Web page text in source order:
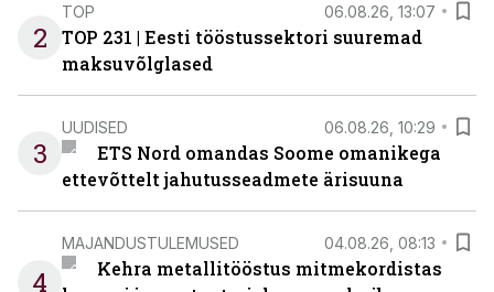
2
TOP 06.08.26, 13:07
TOP 231 | Eesti tööstussektori suuremad
maksuvõlglased
3
UUDISED 06.08.26, 10:29
ETS Nord omandas Soome omanikega
ettevõttelt jahutusseadmete ärisuuna
4
MAJANDUSTULEMUSED 04.08.26, 08:13
Kehra metallitööstus mitmekordistas